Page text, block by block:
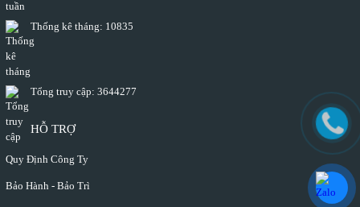
Thống kê tháng: 10835
Tổng truy cập: 3644277
HỖ TRỢ
Quy Định Công Ty
Bảo Hành - Bảo Trì